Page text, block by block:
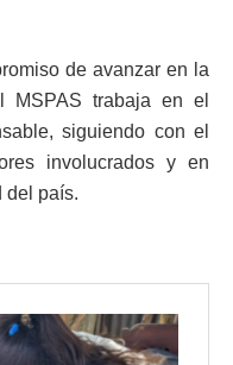
de avanzar en la
MSPAS trabaja en el
siguiendo con el
involucrados y en
del país.